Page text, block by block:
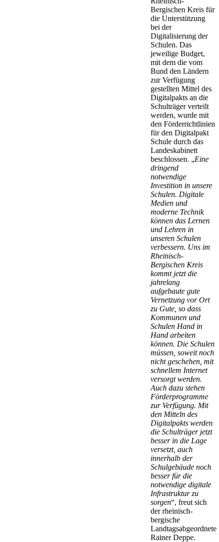
Bergischen Kreis für
die Unterstützung
bei der
Digitalisierung der
Schulen. Das
jeweilige Budget,
mit dem die vom
Bund den Ländern
zur Verfügung
gestellten Mittel des
Digitalpakts an die
Schulträger verteilt
werden, wurde mit
den Förderrichtlinien
für den Digitalpakt
Schule durch das
Landeskabinett
beschlossen. „Eine
dringend
notwendige
Investition in unsere
Schulen. Digitale
Medien und
moderne Technik
können das Lernen
und Lehren in
unseren Schulen
verbessern. Uns im
Rheinisch-
Bergischen Kreis
kommt jetzt die
jahrelang
aufgebaute gute
Vernetzung vor Ort
zu Gute, so dass
Kommunen und
Schulen Hand in
Hand arbeiten
können. Die Schulen
müssen, soweit noch
nicht geschehen, mit
schnellem Internet
versorgt werden.
Auch dazu stehen
Förderprogramme
zur Verfügung. Mit
den Mitteln des
Digitalpakts werden
die Schulträger jetzt
besser in die Lage
versetzt, auch
innerhalb der
Schulgebäude noch
besser für die
notwendige digitale
Infrastruktur zu
sorgen“, freut sich
der rheinisch-
bergische
Landtagsabgeordnete
Rainer Deppe.